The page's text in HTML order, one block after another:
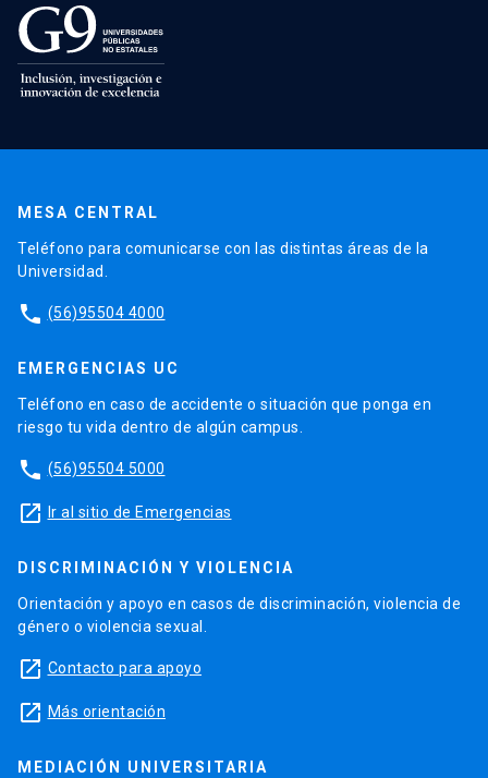
MESA CENTRAL
Teléfono para comunicarse con las distintas áreas de la
Universidad.
phone (56)95504 4000
EMERGENCIAS UC
Teléfono en caso de accidente o situación que ponga en
riesgo tu vida dentro de algún campus.
phone (56)95504 5000
launch Ir al sitio de Emergencias
DISCRIMINACIÓN Y VIOLENCIA
Orientación y apoyo en casos de discriminación, violencia de
género o violencia sexual.
launch Contacto para apoyo
launch Más orientación
MEDIACIÓN UNIVERSITARIA